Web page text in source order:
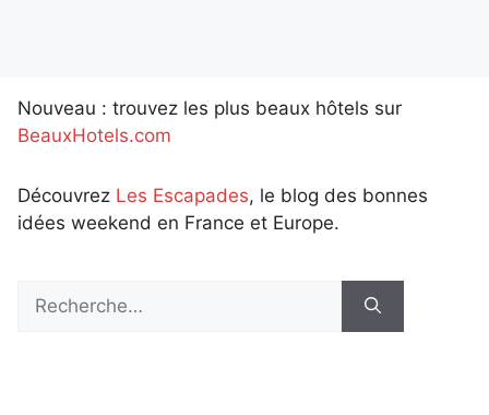
Nouveau : trouvez les plus beaux hôtels sur
BeauxHotels.com
Découvrez Les Escapades, le blog des bonnes
idées weekend en France et Europe.